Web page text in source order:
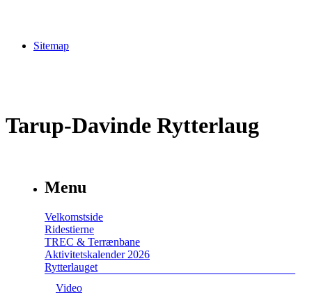
Sitemap
Tarup-Davinde Rytterlaug
Menu
Velkomstside
Ridestierne
TREC & Terrænbane
Aktivitetskalender 2026
Rytterlauget
Video